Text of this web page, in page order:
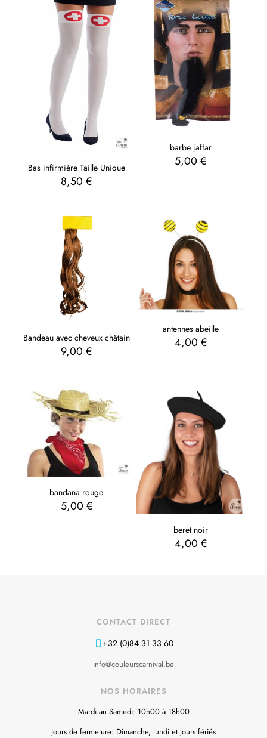
Bas infirmière Taille Unique
8,50€
barbe jaffar
5,00 €
Bandeau avec cheveux châtain
9,00€
antennes abeille
4,00 €
bandana rouge
5,00 €
beret noir
4,00 €
CONTACT DIRECT
+32 (0)84 31 33 60
info@couleurscarnival.be
NOS HORAIRES
Mardi au Samedi: 10h00 à 18h00
Jours de fermeture: Dimanche, lundi et jours fériés